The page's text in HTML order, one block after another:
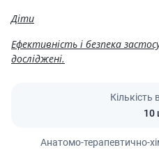
Діти
Ефективність і безпека
досліджені.
Кількість
10
Анатомо-терапевтично-